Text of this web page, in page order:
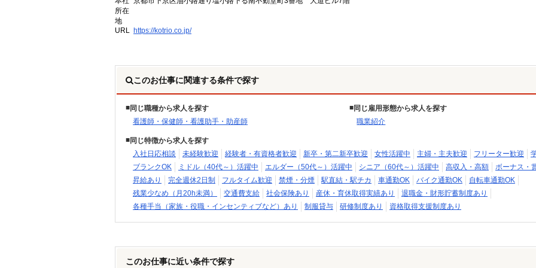
所在
地
URL https://kotrio.co.jp/
このお仕事に関連する条件で探す
同じ職種から求人を探す
看護師・保健師・看護助手・助産師
同じ雇用形態から求人を探す
職業紹介
同じ特徴から求人を探す
入社日応相談
未経験歓迎 経験者・有資格者歓迎 新卒・第二新卒歓迎 女性活躍中 主婦・主夫歓迎 フリーター歓迎
ブランクOK
ミドル（40代～）活躍中 エルダー（50代～）活躍中 シニア（60代～）活躍中 高収入・高額
ボーナス・
昇給あり
完全週休2日制 フルタイム歓迎 禁煙・分煙 駅直結・駅チカ 車通勤OK バイク通勤OK
自転車通勤OK
残業少なめ（月20h未満）
交通費支給 社会保険あり 産休・育休取得実績あり
退職金・財形貯蓄制度あり
各種手当（家族・役職・インセンティブなど）あり
制服貸与 研修制度あり 資格取得支援制度あり
このお仕事に近い条件で探す